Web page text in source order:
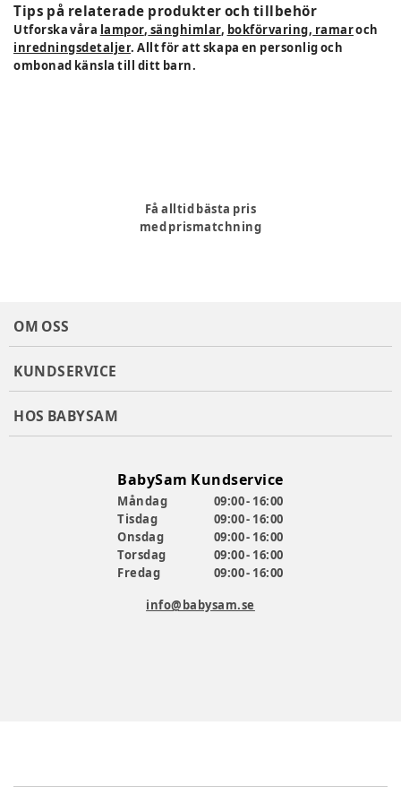
Tips på relaterade produkter och tillbehör
Utforska våra lampor, sänghimlar, bokförvaring, ramaroch
inredningsdetaljer. Allt för att skapa en personlig och
ombonad känsla till ditt barn.
Få alltid bästa pris
med prismatchning
OM OSS
KUNDSERVICE
HOS BABYSAM
BabySam Kundservice
Måndag
09:00 - 16:00
Tisdag
09:00 - 16:00
Onsdag
09:00 - 16:00
Torsdag
09:00 - 16:00
Fredag
09:00 - 16:00
info@babysam.se